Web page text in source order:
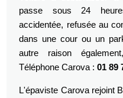
passe sous 24
accidentée, refusée au
dans une cour ou un
autre raison
Téléphone Carova :01 89
L'épaviste Carova rejoint